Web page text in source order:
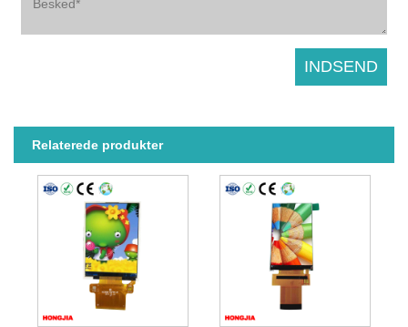
Relaterede produkter